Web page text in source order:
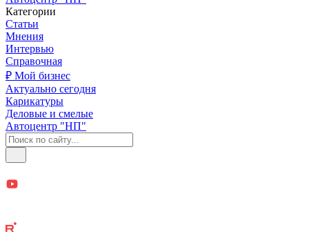
Категории
Статьи
Мнения
Интервью
Справочная
₽ Мой бизнес
Актуально сегодня
Карикатуры
Деловые и смелые
Автоцентр "НП"